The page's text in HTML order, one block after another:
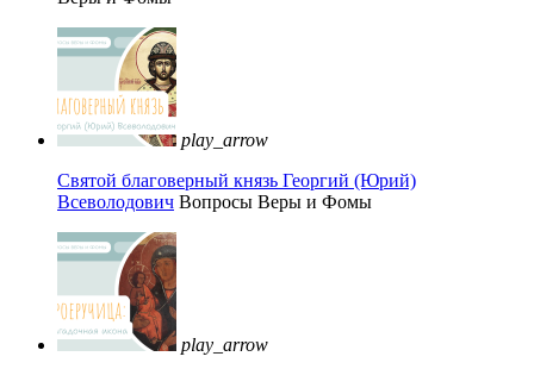
play_arrow
Святой благоверный князь Георгий (Юрий)
Всеволодович Вопросы Веры и Фомы
play_arrow